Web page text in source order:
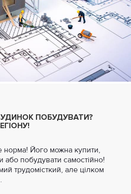
ПОБУДУВАТИ?
норма! Його можна купити,
або побудувати самостійно!
трудомісткий, але цілком